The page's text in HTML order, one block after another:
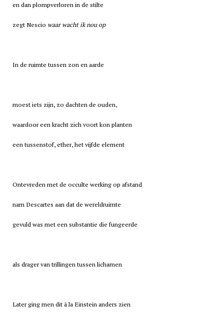
en dan plompverloren in de stilte
zegt Nescio waar wacht ik nou op
In de ruimte tussen zon en aarde
moest iets zijn, zo dachten de ouden,
waardoor een kracht zich voort kon planten
een tussenstof, ether, het vijfde element
Ontevreden met de occulte werking op afstand
nam Descartes aan dat de wereldruimte
gevuld was met een substantie die fungeerde
als drager van trillingen tussen lichamen
Later ging men dit à la Einstein anders zien